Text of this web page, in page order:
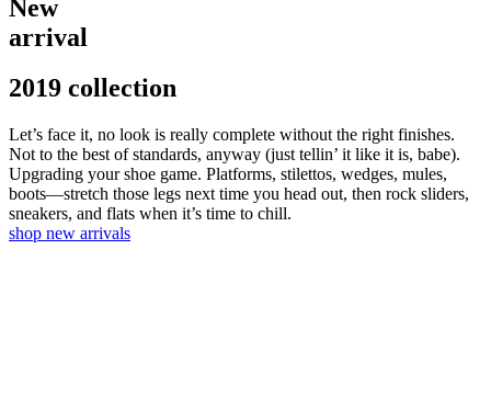
New
arrival
2019 collection
Let’s face it, no look is really complete without the right finishes.
Not to the best of standards, anyway (just tellin’ it like it is, babe).
Upgrading your shoe game. Platforms, stilettos, wedges, mules,
boots—stretch those legs next time you head out, then rock sliders,
sneakers, and flats when it’s time to chill.
shop new arrivals